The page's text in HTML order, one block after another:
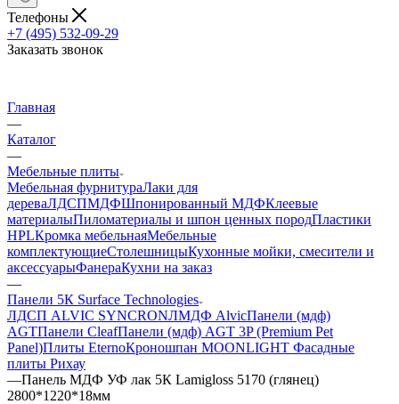
Телефоны
+7 (495) 532-09-29
Заказать звонок
Главная
—
Каталог
—
Мебельные плиты
Мебельная фурнитураЛаки для
дереваЛДСПМДФШпонированный МДФКлеевые
материалыПиломатериалы и шпон ценных породПластики
HPLКромка мебельнаяМебельные
комплектующиеСтолешницыКухонные мойки, смесители и
аксессуарыФанераКухни на заказ
—
Панели 5К Surface Technologies
ЛДСП ALVIC SYNCRONЛМДФ AlvicПанели (мдф)
AGTПанели CleafПанели (мдф) AGT 3P (Premium Pet
Panel)Плиты EternoКроношпан MOONLIGHT Фасадные
плиты Рихау
—Панель МДФ УФ лак 5К Lamigloss 5170 (глянец)
2800*1220*18мм